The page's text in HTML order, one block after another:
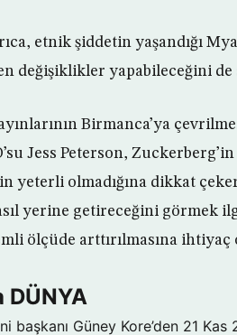
etnik şiddetin yaşandığı
değişiklikler yapabileceğini
Birmanca’ya
Jess Peterson,
yeterli olmadığına dikkat
yerine getireceğini görmek
ölçüde arttırılmasına
DÜNYA
başkanı Güney Kore’den 21 Kas